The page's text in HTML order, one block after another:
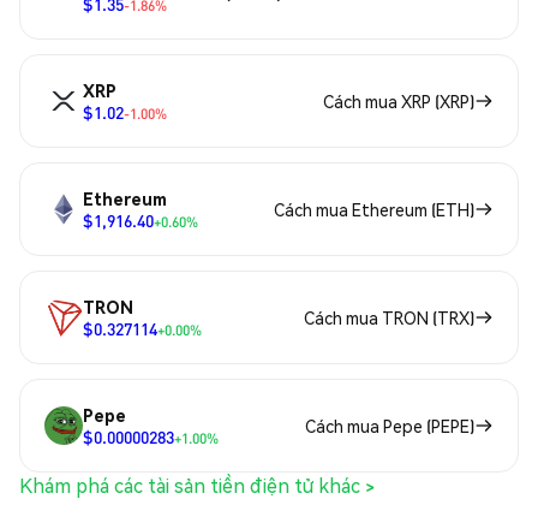
-1.86%
XRP
$1.02-1.00%
Cách mua XRP (XRP)
Ethereum
$1,916.40+0.60%
Cách mua Ethereum (ETH)
TRON
$0.327114+0.00%
Cách mua TRON (TRX)
Pepe
$0.00000283+1.00%
Cách mua Pepe (PEPE)
Khám phá các tài sản tiền điện tử khác >